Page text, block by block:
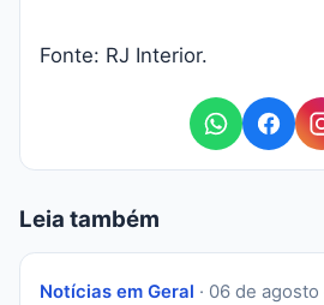
Fonte: RJ Interior.
Leia também
Notícias em Geral · 06 de